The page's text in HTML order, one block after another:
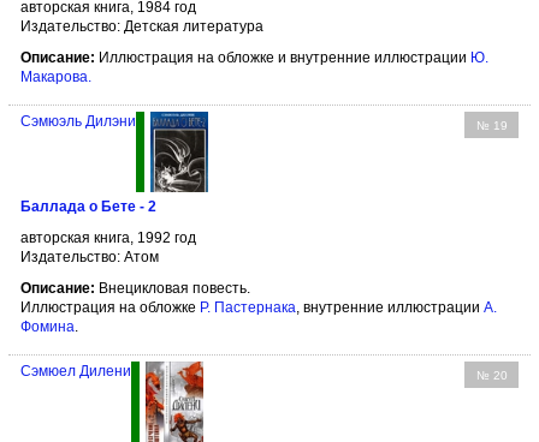
авторская книга, 1984 год
Издательство: Детская литература
Описание: Иллюстрация на обложке и внутренние иллюстрации Ю.
Макарова.
№ 19
Сэмюэль Дилэни
Баллада о Бете - 2
авторская книга, 1992 год
Издательство: Атом
Описание: Внецикловая повесть.
Иллюстрация на обложке Р. Пастернака, внутренние иллюстрации А.
Фомина.
№ 20
Сэмюел Дилени